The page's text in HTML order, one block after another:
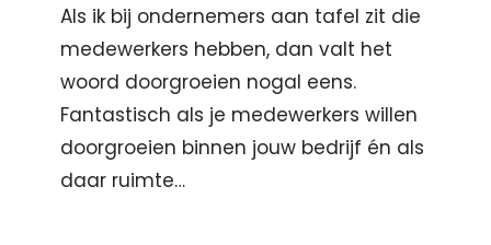
Als ik bij ondernemers aan tafel zit die
medewerkers hebben, dan valt het
woord doorgroeien nogal eens.
Fantastisch als je medewerkers willen
doorgroeien binnen jouw bedrijf én als
daar ruimte…